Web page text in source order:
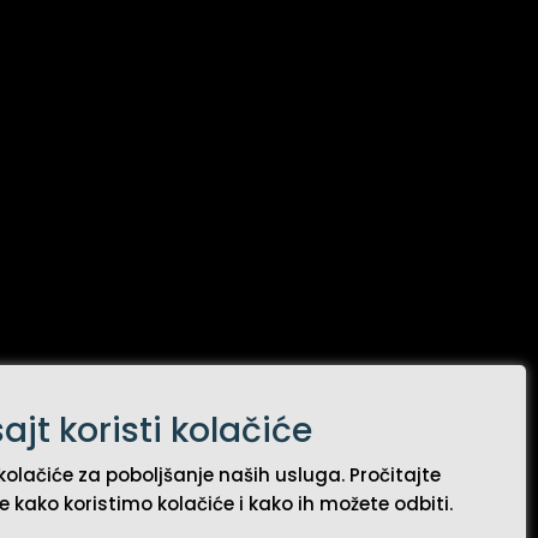
koristi kolačiće
za poboljšanje naših usluga. Pročitajte
kako koristimo kolačiće i kako ih možete odbiti.
+381216622592
+38121525793